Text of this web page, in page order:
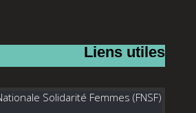
Liens utiles
Solidarité Femmes (FNSF)